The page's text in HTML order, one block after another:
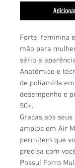
Forte, feminina
mão para
sério a
Anatômico e
de poliamida
desempenho e
50+.
Graças aos
amplos em Air
permitem que
precisa com
Possuí Forro